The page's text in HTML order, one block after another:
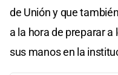
de Unión y que
a la hora de preparar
sus manos en la